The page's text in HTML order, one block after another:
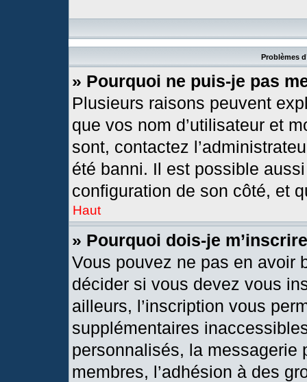
Problèmes
» Pourquoi ne puis-je pas
Plusieurs raisons peuvent
que vos nom d’utilisateur et
sont, contactez
été banni. Il est possible
configuration de son côté, et
Haut
» Pourquoi dois-je
Vous pouvez ne pas en avoir
décider si vous devez vous
ailleurs, l’inscription vous
supplémentaires
personnalisés, la messagerie
membres, l’adhésion à des